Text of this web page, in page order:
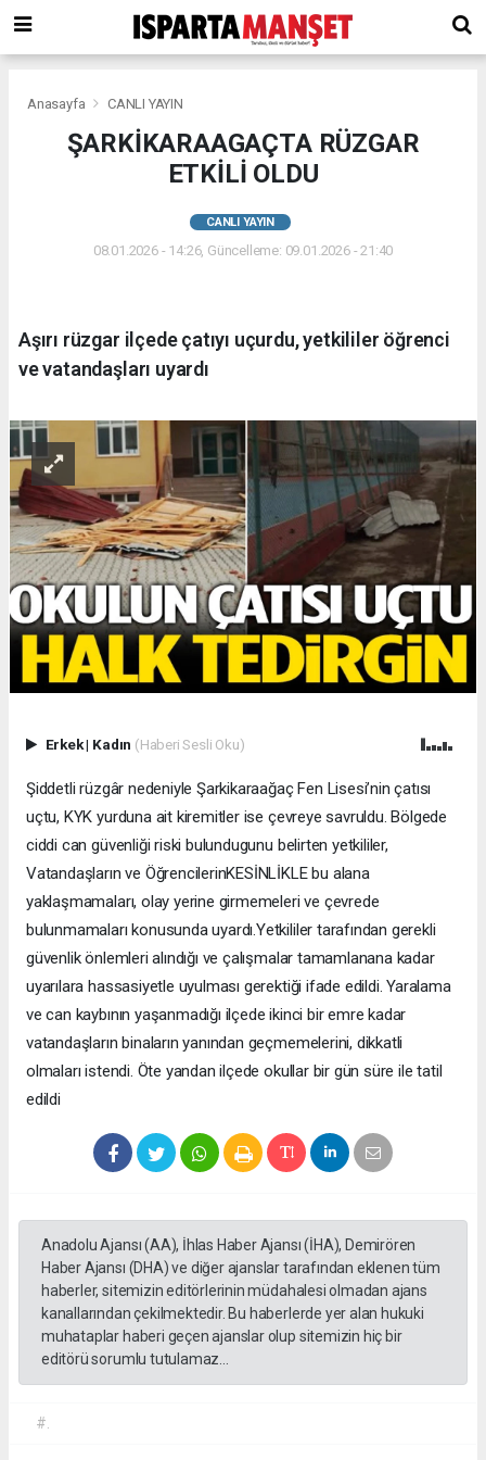
Anasayfa CANLI YAYIN
ŞARKİKARAAGAÇTA RÜZGAR
ETKİLİ OLDU
CANLI YAYIN
08.01.2026 - 14:26, Güncelleme: 09.01.2026 - 21:40
Aşırı rüzgar ilçede çatıyı uçurdu, yetkililer öğrenci
ve vatandaşları uyardı
Erkek| Kadın (Haberi Sesli Oku)
Şiddetli rüzgâr nedeniyle Şarkikaraağaç Fen Lisesi’nin çatısı
uçtu, KYK yurduna ait kiremitler ise çevreye savruldu. Bölgede
ciddi can güvenliği riski bulundugunu belirten yetkililer,
Vatandaşların ve Öğrencilerin ​KESİNLİKLE bu alana
yaklaşmamaları, olay yerine girmemeleri ve çevrede
bulunmamaları konusunda uyardı. ​Yetkililer tarafından gerekli
güvenlik önlemleri alındığı ve çalışmalar tamamlanana kadar
uyarılara hassasiyetle uyulması gerektiği ifade edildi. Yaralama
ve can kaybının yaşanmadığı ilçede ikinci bir emre kadar
vatandaşların binaların yanından geçmemelerini, dikkatli
olmaları istendi. Öte yandan ilçede okullar bir gün süre ile tatil
edildi ​
Anadolu Ajansı (AA), İhlas Haber Ajansı (İHA), Demirören
Haber Ajansı (DHA) ve diğer ajanslar tarafından eklenen tüm
haberler, sitemizin editörlerinin müdahalesi olmadan ajans
kanallarından çekilmektedir. Bu haberlerde yer alan hukuki
muhataplar haberi geçen ajanslar olup sitemizin hiç bir
editörü sorumlu tutulamaz...
#.